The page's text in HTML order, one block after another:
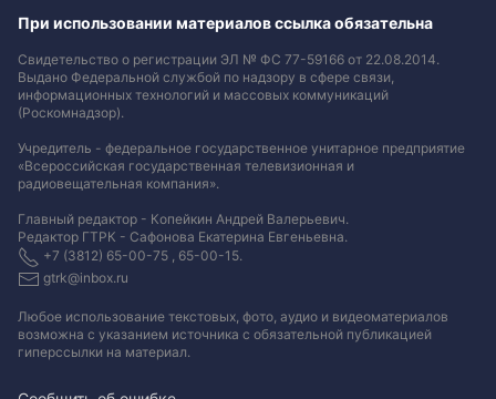
При использовании материалов ссылка обязательна
Свидетельство о регистрации ЭЛ № ФС 77-59166 от 22.08.2014.
Выдано Федеральной службой по надзору в сфере связи,
информационных технологий и массовых коммуникаций
(Роскомнадзор).
Учредитель - федеральное государственное унитарное предприятие
«Всероссийская государственная телевизионная и
радиовещательная компания».
Главный редактор - Копейкин Андрей Валерьевич.
Редактор ГТРК - Сафонова Екатерина Евгеньевна.
+7 (3812) 65-00-75 , 65-00-15.
gtrk@inbox.ru
Любое использование текстовых, фото, аудио и видеоматериалов
возможна с указанием источника с обязательной публикацией
гиперссылки на материал.